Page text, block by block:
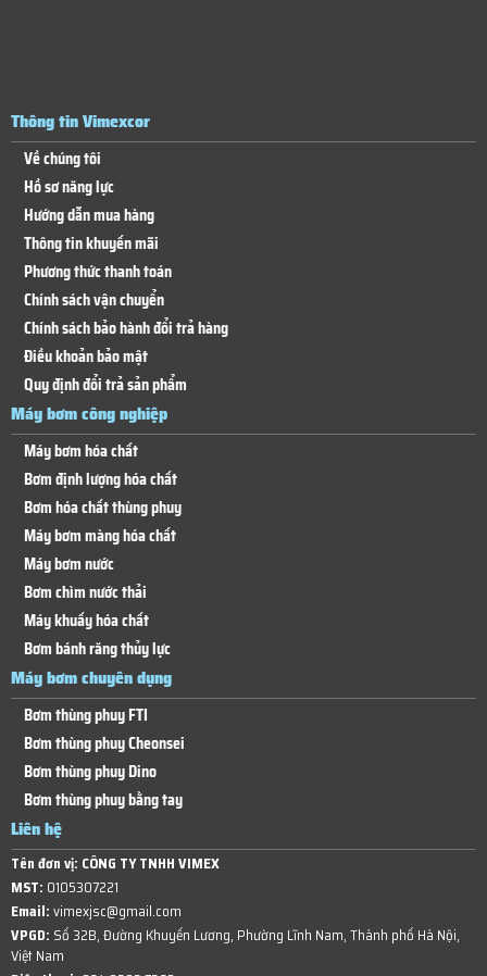
Thông tin Vimexcor
Về chúng tôi
Hồ sơ năng lực
Hướng dẫn mua hàng
Thông tin khuyến mãi
Phương thức thanh toán
Chính sách vận chuyển
Chính sách bảo hành đổi trả hàng
Điều khoản bảo mật
Quy định đổi trả sản phẩm
Máy bơm công nghiệp
Máy bơm hóa chất
Bơm định lượng hóa chất
Bơm hóa chất thùng phuy
Máy bơm màng hóa chất
Máy bơm nước
Bơm chìm nước thải
Máy khuấy hóa chất
Bơm bánh răng thủy lực
Máy bơm chuyên dụng
Bơm thùng phuy FTI
Bơm thùng phuy Cheonsei
Bơm thùng phuy Dino
Bơm thùng phuy bằng tay
Liên hệ
Tên đơn vị: CÔNG TY TNHH VIMEX
MST: 0105307221
Email:vimexjsc@gmail.com
VPGD: Số 32B, Đường Khuyến Lương, Phường Lĩnh Nam, Thành phố Hà Nội,
Việt Nam